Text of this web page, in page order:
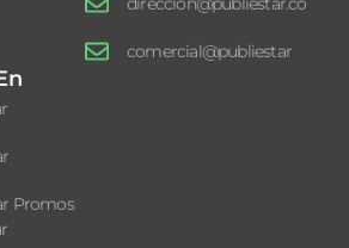
comercial@publiestar
Promos